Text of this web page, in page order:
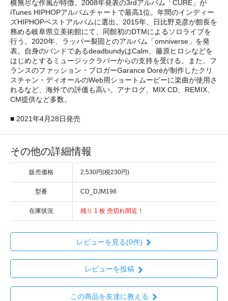
横無尽な作風が特徴。2008年発表の3rdアルバム「CURE」が
iTunes HIPHOPアルバムチャートで最高1位。年間のインディー
ズHIPHOPベストアルバムに選出。2015年、日比野克彦が館長を
務める岐阜県立美術館にて、同館初のDTMによるソロライブを
行う。2020年、ラッパー裂固とのアルバム「omniverse」を発
表。自身のバンドであるdeadbundyはCalm、藤原ヒロシなどを
はじめとするミュージックラバーからの支持を受ける。また、フ
ランスのファッション・ブロガーGarance Doréが制作したクリ
スチャン・ディオールのWeb用ショートムービーに楽曲が使用さ
れるなど、海外での評価も高い。アナログ、MIX CD、REMIX、
CM提供など多数。
■ 2021年4月28日発売
その他の詳細情報
販売価格 2,530円(税230円)
型番 CD_DJM198
在庫状況 残り 1 枚 売切れ間近！
レビューを見る(0件)
レビューを投稿
この商品を友達に教える